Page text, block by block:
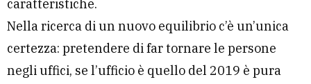
caratteristiche.
Nella ricerca di un nuovo equilibrio c’è un’unica
certezza: pretendere di far tornare le persone
negli uffici, se l’ufficio è quello del 2019 è pura